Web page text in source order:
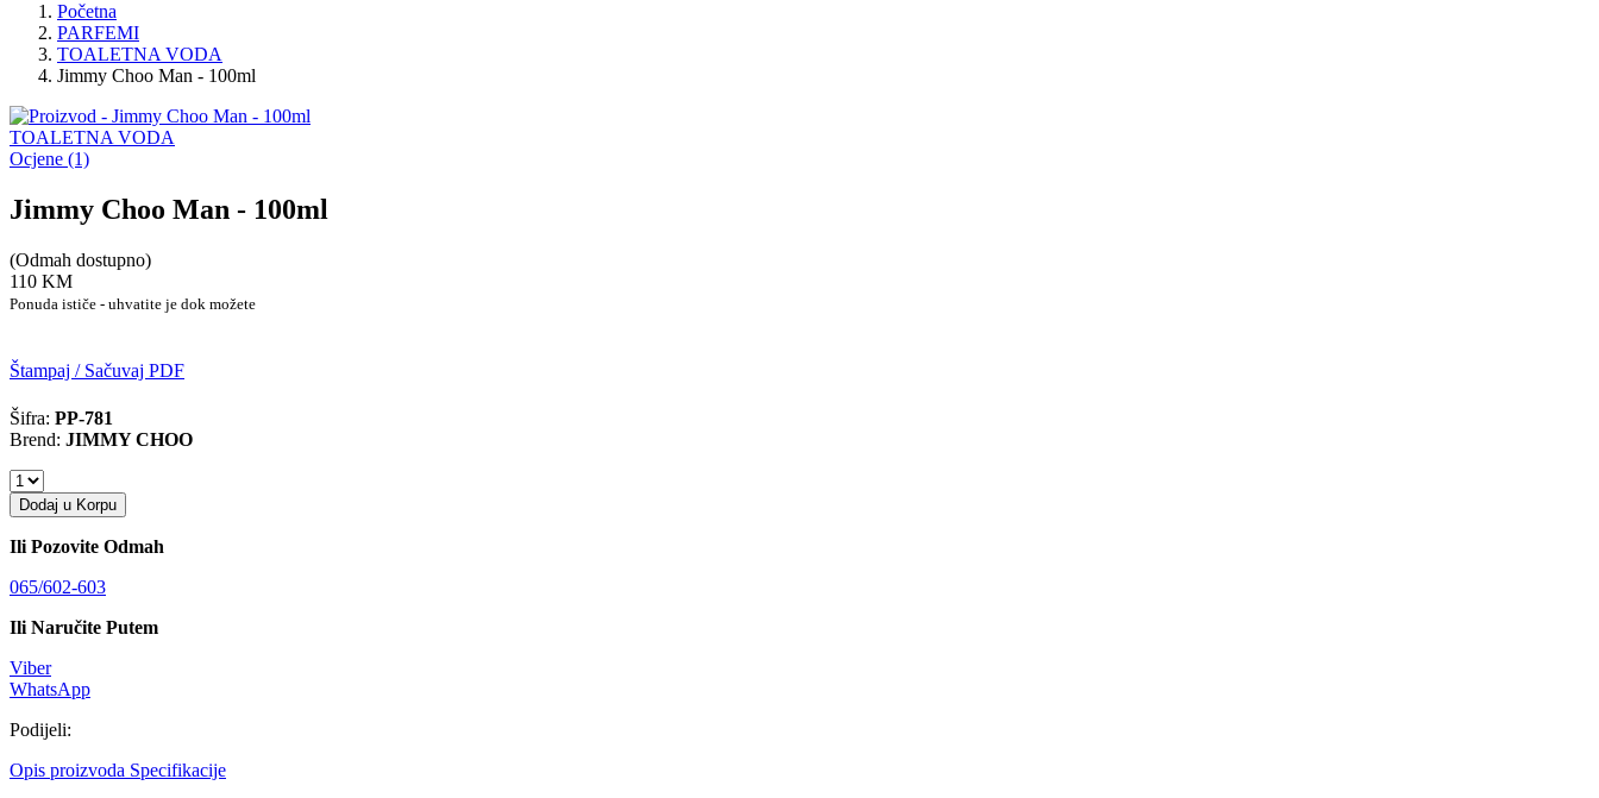
Početna
PARFEMI
TOALETNA VODA
Jimmy Choo Man - 100ml
TOALETNA VODA
Ocjene (1)
Jimmy Choo Man - 100ml
(Odmah dostupno)
110 KM
Ponuda ističe - uhvatite je dok možete
Štampaj / Sačuvaj PDF
Šifra: PP-781
Brend: JIMMY CHOO
Dodaj u Korpu
Ili Pozovite Odmah
065/602-603
Ili Naručite Putem
Viber
WhatsApp
Podijeli:
Opis proizvoda Specifikacije